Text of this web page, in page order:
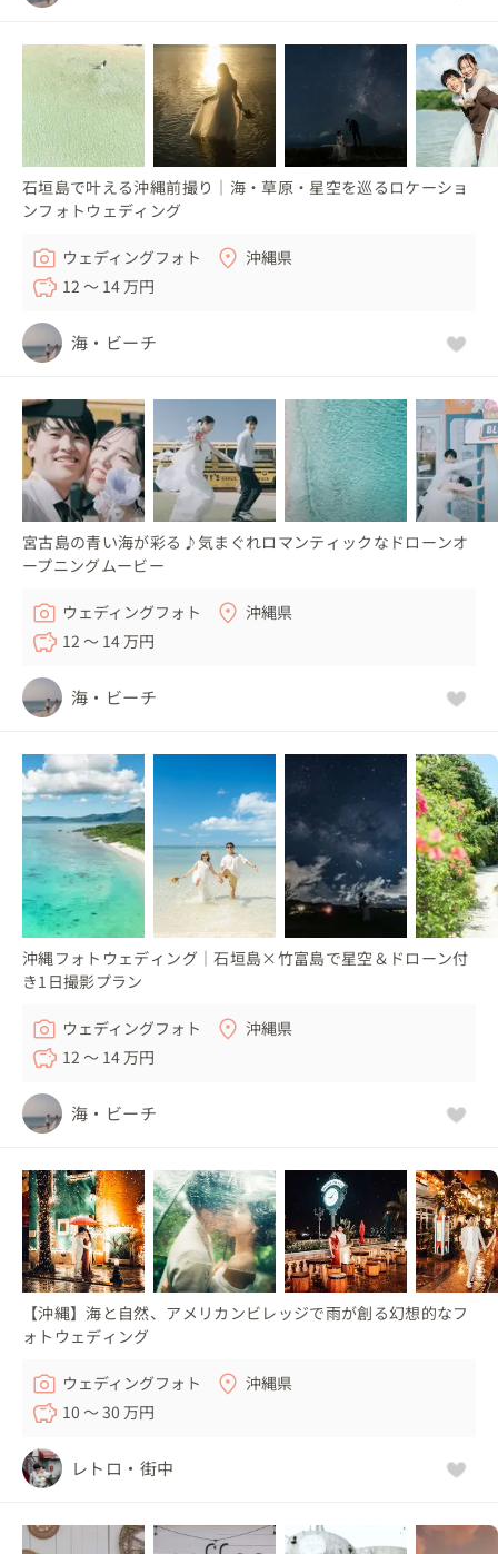
石垣島で叶える沖縄前撮り｜海・草原・星空を巡るロケーショ
ンフォトウェディング
ウェディングフォト
沖縄県
12 〜 14 万円
海・ビーチ
宮古島の青い海が彩る♪気まぐれロマンティックなドローンオ
ープニングムービー
ウェディングフォト
沖縄県
12 〜 14 万円
海・ビーチ
沖縄フォトウェディング｜石垣島×竹富島で星空＆ドローン付
き1日撮影プラン
ウェディングフォト
沖縄県
12 〜 14 万円
海・ビーチ
【沖縄】海と自然、アメリカンビレッジで雨が創る幻想的なフ
ォトウェディング
ウェディングフォト
沖縄県
10 〜 30 万円
レトロ・街中